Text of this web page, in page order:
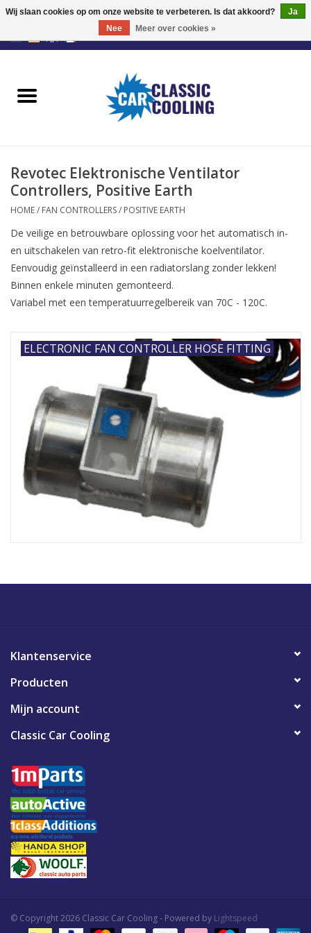
EUR/GBP
Retrofit Fan Kit
Fan Controllers
Offerte
Revotec Elektronische Ventilator
Controllers, Positive Earth
HOME/ FAN CONTROLLERS/ POSITIVE EARTH
De veilige en betrouwbare oplossing voor het automatisch in-
en uitschakelen van retro-fit elektronische koelventilator.
Eenvoudig geïnstalleerd in een radiatorslang zonder lekken!
Binnen enkele minuten gemonteerd.
Variabel met een temperatuurregelbereik van 70C - 120C.
ELECTRONIC FAN CONTROLLER HOSE FITTING
Klantenservice
Producten
Mijn account
Classic Car Cooling
© Copyright 2026 Classic Car Cooling - Powered by Lightspeed
Wij slaan cookies op om onze website te verbeteren. Is dat akkoord?
Ja
Nee
Meer over cookies »